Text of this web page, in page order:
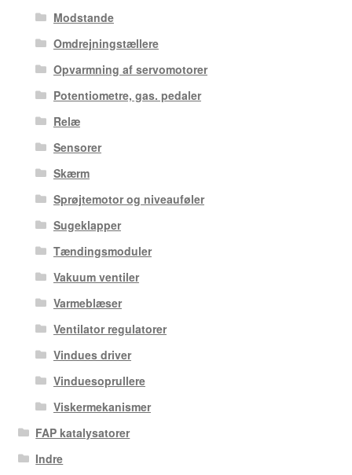
Modstande
Omdrejningstællere
Opvarmning af servomotorer
Potentiometre, gas. pedaler
Relæ
Sensorer
Skærm
Sprøjtemotor og niveauføler
Sugeklapper
Tændingsmoduler
Vakuum ventiler
Varmeblæser
Ventilator regulatorer
Vindues driver
Vinduesoprullere
Viskermekanismer
FAP katalysatorer
Indre